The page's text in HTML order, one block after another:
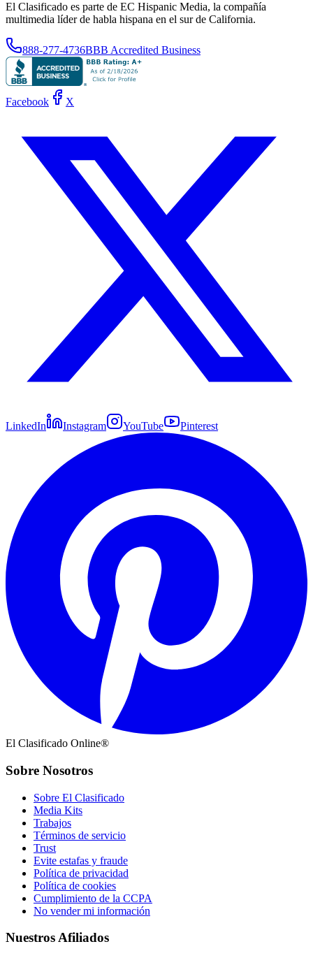
El Clasificado es parte de EC Hispanic Media, la compañía
multimedia líder de habla hispana en el sur de California.
888-277-4736BBB Accredited Business
Facebook X
LinkedIn Instagram YouTube Pinterest
El Clasificado Online®
Sobre Nosotros
Sobre El Clasificado
Media Kits
Trabajos
Términos de servicio
Trust
Evite estafas y fraude
Política de privacidad
Política de cookies
Cumplimiento de la CCPA
No vender mi información
Nuestros Afiliados